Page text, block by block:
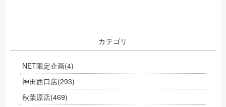
カテゴリ
NET限定企画(4)
神田西口店(293)
秋葉原店(469)